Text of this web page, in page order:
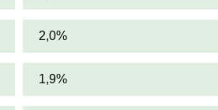
2,0%
1,9%